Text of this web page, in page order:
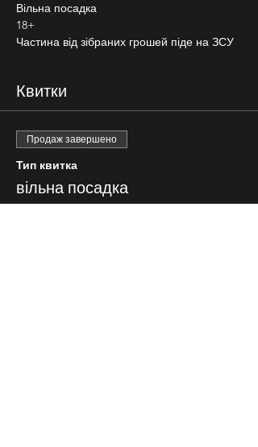
Вільна посадка
18+
Частина від зібраних грошей піде на ЗСУ
Квитки
Продаж завершено
Тип квитка
вільна посадка